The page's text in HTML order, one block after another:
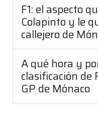
F1: el aspecto
Colapinto y le
callejero de
A qué hora y
clasificación de
GP de Mónaco